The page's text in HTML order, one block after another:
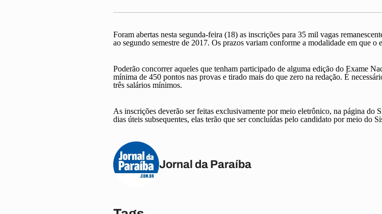
Foram abertas nesta segunda-feira (18) as inscrições para 35 mil vagas
ao segundo semestre de 2017. Os prazos variam conforme a modalidade em que o
Poderão concorrer aqueles que tenham participado de alguma edição do Exame
mínima de 450 pontos nas provas e tirado mais do que zero na redação. É
três salários mínimos.
As inscrições deverão ser feitas exclusivamente por meio eletrônico, na página do
dias úteis subsequentes, elas terão que ser concluídas pelo candidato por meio do
Jornal da Paraíba